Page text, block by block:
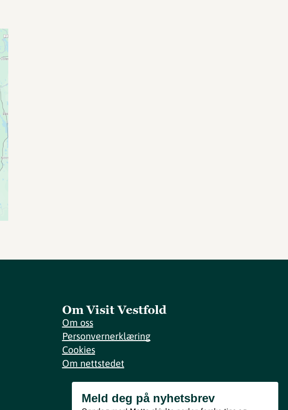
Om Visit Vestfold
Om oss
Personvernerklæring
Cookies
Om nettstedet
Meld deg på nyhetsbrev
Meld deg på nyhetsbrev